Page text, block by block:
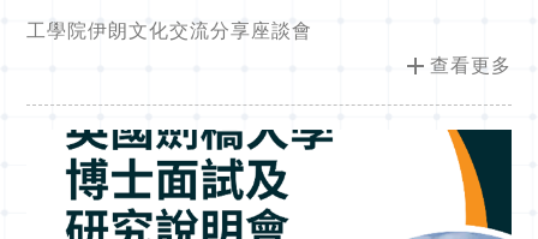
工學院伊朗文化交流分享座談會
add 查看更多